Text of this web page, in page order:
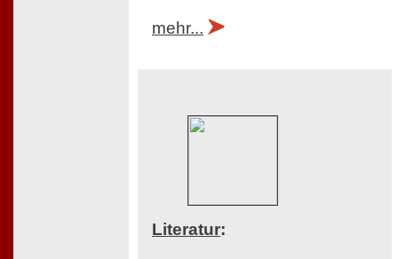
mehr...
Literatur: